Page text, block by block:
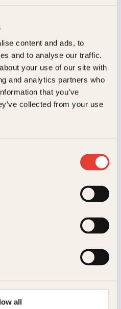
content and ads, to
and to analyse our traffic.
your use of our site with
and analytics partners who
that you’ve
collected from your use
all